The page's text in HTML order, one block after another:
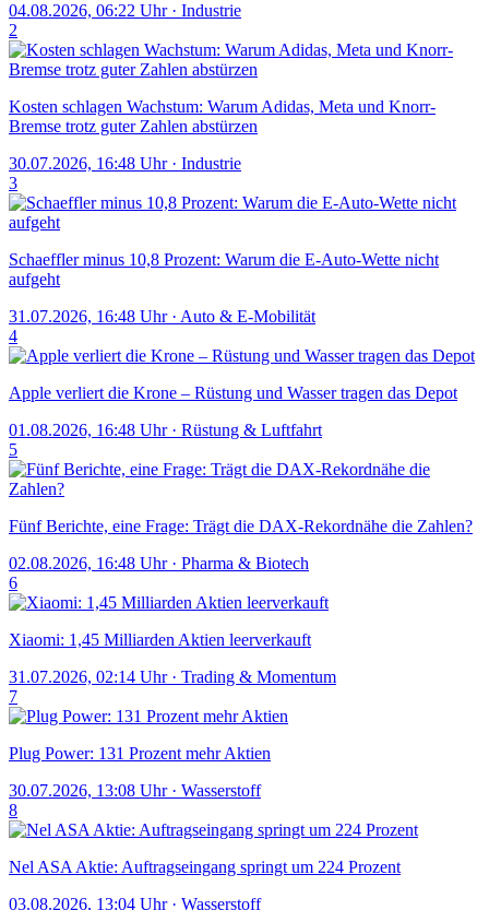
04.08.2026, 06:22 Uhr · Industrie
2
Kosten schlagen Wachstum: Warum Adidas, Meta und Knorr-
Bremse trotz guter Zahlen abstürzen
30.07.2026, 16:48 Uhr · Industrie
3
Schaeffler minus 10,8 Prozent: Warum die E-Auto-Wette nicht
aufgeht
31.07.2026, 16:48 Uhr · Auto & E-Mobilität
4
Apple verliert die Krone – Rüstung und Wasser tragen das Depot
01.08.2026, 16:48 Uhr · Rüstung & Luftfahrt
5
Fünf Berichte, eine Frage: Trägt die DAX-Rekordnähe die Zahlen?
02.08.2026, 16:48 Uhr · Pharma & Biotech
6
Xiaomi: 1,45 Milliarden Aktien leerverkauft
31.07.2026, 02:14 Uhr · Trading & Momentum
7
Plug Power: 131 Prozent mehr Aktien
30.07.2026, 13:08 Uhr · Wasserstoff
8
Nel ASA Aktie: Auftragseingang springt um 224 Prozent
03.08.2026, 13:04 Uhr · Wasserstoff